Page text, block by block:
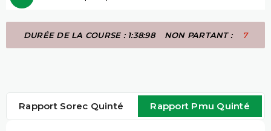
DURÉE DE LA COURSE : 1:38:98 NON PARTANT : 7
Rapport Sorec Quinté Rapport Pmu Quinté